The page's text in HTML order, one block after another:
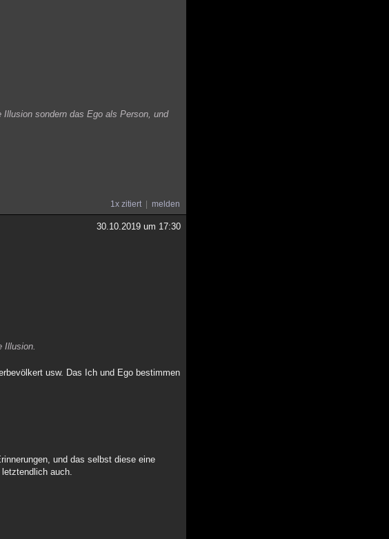
sondern das Ego als Person, und
1x zitiert melden
30.10.2019 um 17:30
Illusion.
usw. Das Ich und Ego bestimmen
und das selbst diese eine
auch.